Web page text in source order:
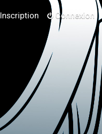
Connexion
Inscription